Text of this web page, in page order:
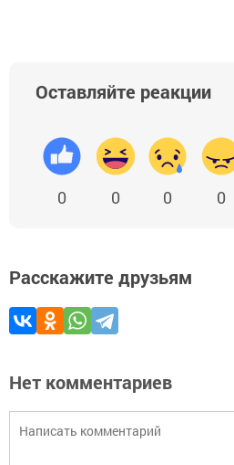
Оставляйте реакции
0 0 0 0
Расскажите друзьям
Нет комментариев